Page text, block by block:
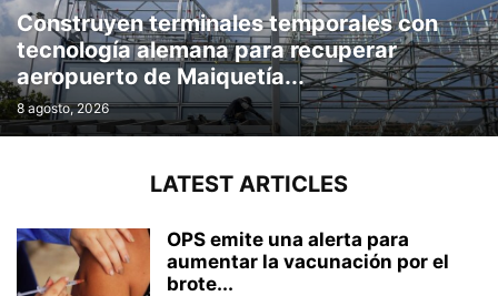
Construyen terminales temporales con
tecnología alemana para recuperar
aeropuerto de Maiquetía...
8 agosto, 2026
LATEST ARTICLES
OPS emite una alerta para
aumentar la vacunación por el
brote...